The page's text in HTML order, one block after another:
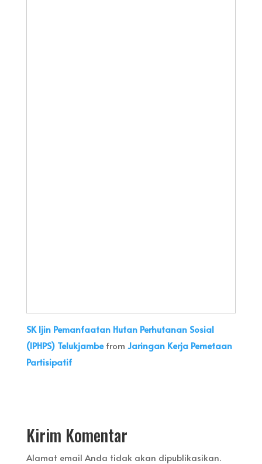
SK Ijin Pemanfaatan Hutan Perhutanan Sosial
(IPHPS) Telukjambe from Jaringan Kerja Pemetaan
Partisipatif
Kirim Komentar
Alamat email Anda tidak akan dipublikasikan.